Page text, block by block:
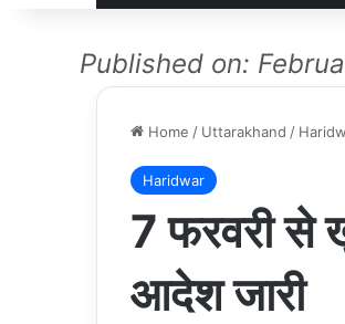
Published on:
Home / Uttarakhand /
Haridwar
7 फरवरी से
आदेश जारी